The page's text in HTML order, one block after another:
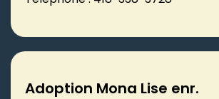
Adoption Mona Lise enr.